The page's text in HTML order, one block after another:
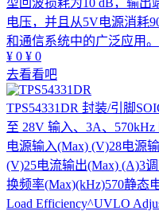
型回波损耗为10 dB，输出
电压，并且从5V电源消耗
和通信系统中的广泛应用。
¥ 0 ¥ 0
去看看吧
TPS54331DR 封装/引脚
至 28V 输入、3A、
电源输入(Max) (V)28电源
(V)25电流输出(Max) (A)3
换频率(Max)(kHz)570静态
Load Efficiency^UVLO